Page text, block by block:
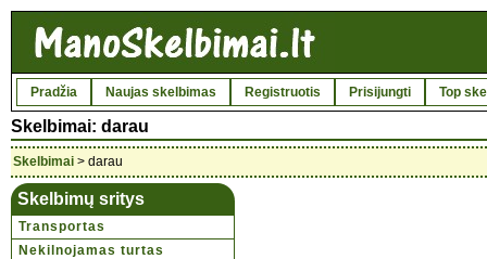
Pradžia Naujas skelbimas Registruotis Prisijungti Top
Skelbimai: darau
Skelbimai > darau
Skelbimų sritys
Transportas
Nekilnojamas turtas